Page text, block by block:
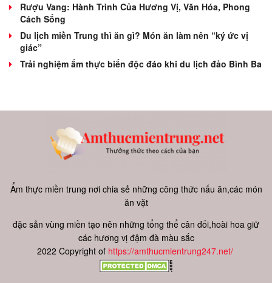
Rượu Vang: Hành Trình Của Hương Vị, Văn Hóa, Phong
Cách Sống
Du lịch miền Trung thì ăn gì? Món ăn làm nên “ký ức vị
giác”
Trải nghiệm ẩm thực biển độc đáo khi du lịch đảo Bình Ba
Ẩm thực miền trung nơi chia sẻ những công thức nấu ăn,các món
ăn vặt
đặc sản vùng miền tạo nên những tổng thể cân đối,hoài hoa giữ
các hương vị đậm đà màu sắc
2022 Copyright of https://amthucmientrung247.net/